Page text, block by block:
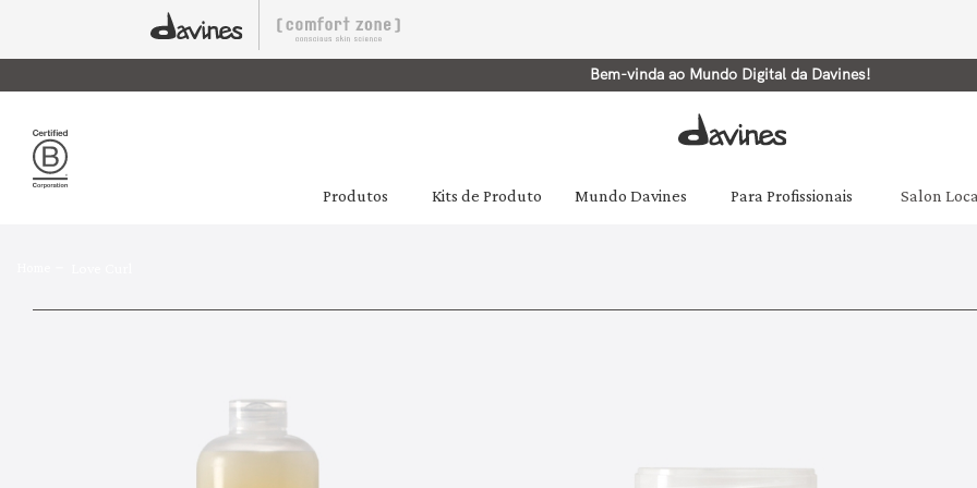
Bem-vinda ao Mundo Digital da Davines!
Produtos Kits de Produto Mundo Davines Para Profissionais Salon